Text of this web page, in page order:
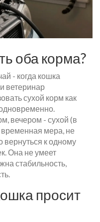
оба корма?
- когда кошка
ветеринар
сухой корм как
вечером - сухой (в
мера, не
вернуться к одному
Она не умеет
стабильность,
просит